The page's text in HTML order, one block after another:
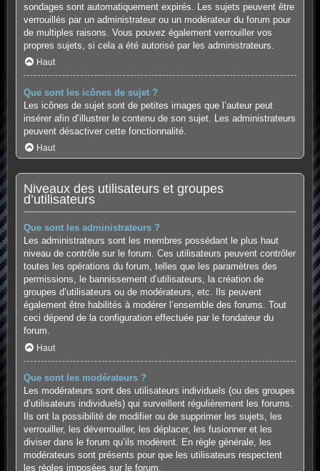
sondages sont automatiquement expirés. Les sujets peuvent être
verrouillés par un administrateur ou un modérateur du forum pour
de multiples raisons. Vous pouvez également verrouiller vos
propres sujets, si cela a été autorisé par les administrateurs.
Haut
Que sont les icônes de sujet ?
Les icônes de sujet sont de petites images que l’auteur peut
insérer afin d’illustrer le contenu de son sujet. Les administrateurs
peuvent désactiver cette fonctionnalité.
Haut
Niveaux des utilisateurs et groupes
d’utilisateurs
Que sont les administrateurs ?
Les administrateurs sont les membres possédant le plus haut
niveau de contrôle sur le forum. Ces utilisateurs peuvent contrôler
toutes les opérations du forum, telles que les paramètres des
permissions, le bannissement d’utilisateurs, la création de
groupes d’utilisateurs ou de modérateurs, etc. Ils peuvent
également être habilités à modérer l’ensemble des forums. Tout
ceci dépend de la configuration effectuée par le fondateur du
forum.
Haut
Que sont les modérateurs ?
Les modérateurs sont des utilisateurs individuels (ou des groupes
d’utilisateurs individuels) qui surveillent régulièrement les forums.
Ils ont la possibilité de modifier ou de supprimer les sujets, les
verrouiller, les déverrouiller, les déplacer, les fusionner et les
diviser dans le forum qu’ils modèrent. En règle générale, les
modérateurs sont présents pour que les utilisateurs respectent
les règles imposées sur le forum.